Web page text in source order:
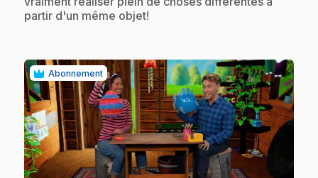
partir d'un même objet!
Abonnement